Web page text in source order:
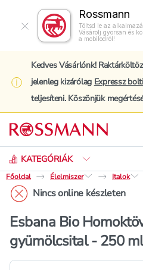
Rossmann
Töltsd le az
Vásárolj gyorsan és
a mobilodról!
Kedves Vásárlónk!
jelenleg kizárólag Expressz
teljesíteni. Köszönjük
KATEGÓRIÁK
Keresés
Főoldal
Élelmiszer Italok
Nincs online készleten
Esbana Bio
gyümölcsital - 250 ml